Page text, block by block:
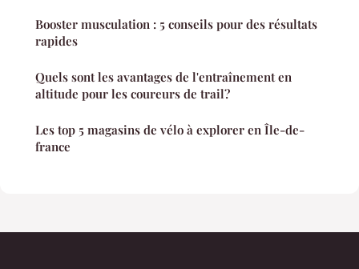
Booster musculation : 5 conseils pour des résultats
rapides
Quels sont les avantages de l'entraînement en
altitude pour les coureurs de trail?
Les top 5 magasins de vélo à explorer en Île-de-
france